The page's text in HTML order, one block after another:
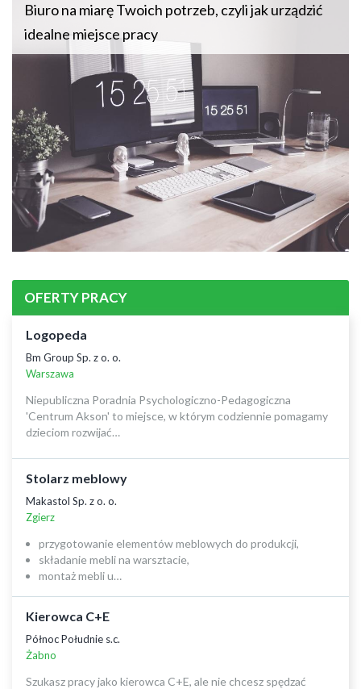
Biuro na miarę Twoich potrzeb, czyli jak urządzić
idealne miejsce pracy
OFERTY PRACY
Logopeda
Bm Group Sp. z o. o.
Warszawa
Niepubliczna Poradnia Psychologiczno-Pedagogiczna
'Centrum Akson' to miejsce, w którym codziennie pomagamy
dzieciom rozwijać…
Stolarz meblowy
Makastol Sp. z o. o.
Zgierz
przygotowanie elementów meblowych do produkcji,
składanie mebli na warsztacie,
montaż mebli u…
Kierowca C+E
Północ Południe s.c.
Żabno
Szukasz pracy jako kierowca C+E, ale nie chcesz spędzać